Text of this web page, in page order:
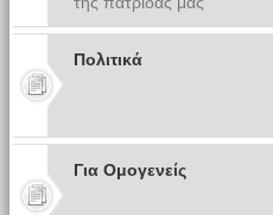
Πολιτικά
Για Ομογενείς